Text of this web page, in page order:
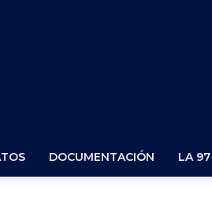
DOCUMENTACIÓN LA